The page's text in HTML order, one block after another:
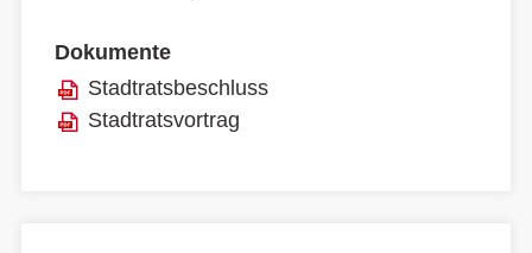
Dokumente
Stadtratsbeschluss
Stadtratsvortrag